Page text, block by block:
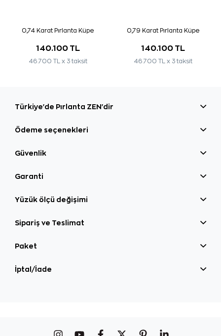
0,74 Karat Pırlanta Küpe
140.100 TL
46.700 TL x 3 taksit
0,79 Karat Pırlanta Küpe
140.100 TL
46.700 TL x 3 taksit
Türkiye'de Pırlanta ZEN'dir
Ödeme seçenekleri
Güvenlik
Garanti
Yüzük ölçü değişimi
Sipariş ve Teslimat
Paket
İptal/İade